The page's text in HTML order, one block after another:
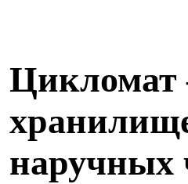
Цикломат
наручных